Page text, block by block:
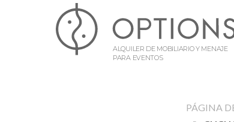
ALQUILER DE MOBILIARIO Y MENAJE
PARA EVENTOS
PÁGINA